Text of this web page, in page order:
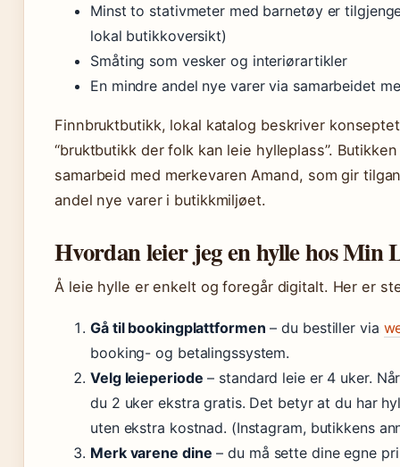
Minst to stativmeter med barnetøy er
lokal butikkoversikt)
Småting som vesker og interiørartikler
En mindre andel nye varer via samarbeidet
Finnbruktbutikk, lokal katalog beskriver
“bruktbutikk der folk kan leie hylleplass”.
samarbeid med merkevaren Amand, som gir
andel nye varer i butikkmiljøet.
Hvordan leier jeg en hylle hos Min
Å leie hylle er enkelt og foregår digitalt. Her er
Gå til bookingplattformen – du bestiller via
booking- og betalingssystem.
Velg leieperiode – standard leie er 4 uker.
du 2 uker ekstra gratis. Det betyr at du har
uten ekstra kostnad. (Instagram, butikkens
Merk varene dine – du må sette dine egne